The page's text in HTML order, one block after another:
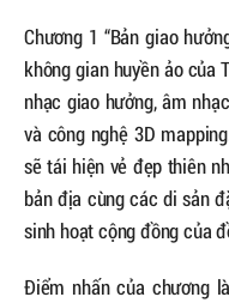
Chương 1 “Bản giao
không gian huyền ảo của
nhạc giao hưởng, âm
và công nghệ 3D
sẽ tái hiện vẻ đẹp thiên
bản địa cùng các di sản
sinh hoạt cộng đồng của
Điểm nhấn của chương